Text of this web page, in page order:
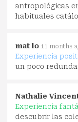
antropológicas
habituales
mat lo 11 months
Experiencia
un poco
Nathalie
Experiencia
descubrir las